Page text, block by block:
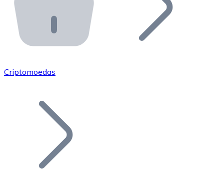
API Bitnovo
Integre nossa API no seu ecossistema.
Junte-se à nossa rede de revendedores e comercialize
Adicione o token do seu projeto ao nosso serviço de
Criptomoedas